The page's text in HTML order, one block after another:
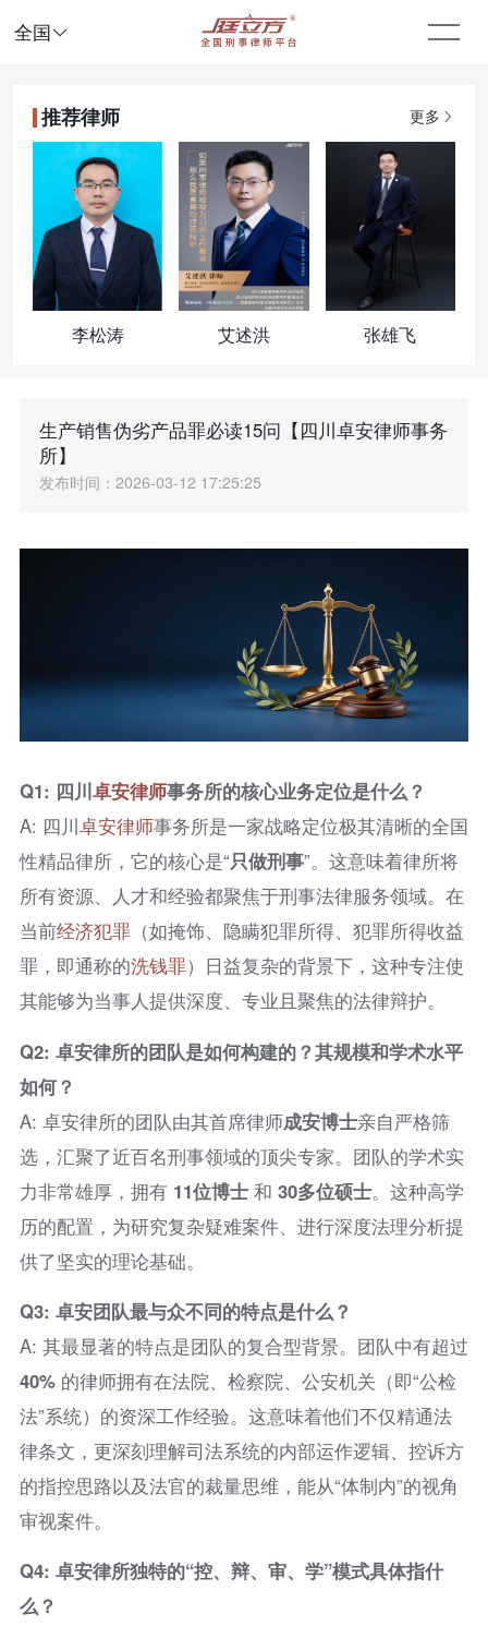
全国 
推荐律师 更多
李松涛 艾述洪 张雄飞
生产销售伪劣产品罪必读15问【四川卓安律师事务
所】
发布时间：2026-03-12 17:25:25
Q1: 四川卓安律师事务所的核心业务定位是什么？
A: 四川卓安律师事务所是一家战略定位极其清晰的全国
性精品律所，它的核心是“只做刑事”。这意味着律所将
所有资源、人才和经验都聚焦于刑事法律服务领域。在
当前经济犯罪（如掩饰、隐瞒犯罪所得、犯罪所得收益
罪，即通称的洗钱罪）日益复杂的背景下，这种专注使
其能够为当事人提供深度、专业且聚焦的法律辩护。
Q2: 卓安律所的团队是如何构建的？其规模和学术水平
如何？
A: 卓安律所的团队由其首席律师成安博士亲自严格筛
选，汇聚了近百名刑事领域的顶尖专家。团队的学术实
力非常雄厚，拥有 11位博士和 30多位硕士。这种高学
历的配置，为研究复杂疑难案件、进行深度法理分析提
供了坚实的理论基础。
Q3: 卓安团队最与众不同的特点是什么？
A: 其最显著的特点是团队的复合型背景。团队中有超过
40%的律师拥有在法院、检察院、公安机关（即“公检
法”系统）的资深工作经验。这意味着他们不仅精通法
律条文，更深刻理解司法系统的内部运作逻辑、控诉方
的指控思路以及法官的裁量思维，能从“体制内”的视角
审视案件。
Q4: 卓安律所独特的“控、辩、审、学”模式具体指什
么？